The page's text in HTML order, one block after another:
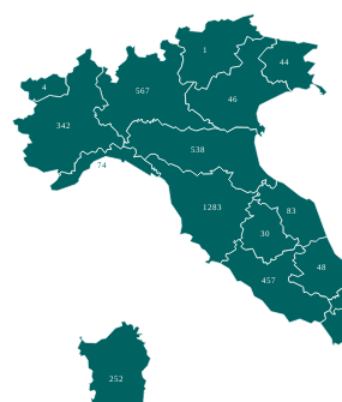
48
44
457
74
567
83
342
1283
1
30
4
46
252
538